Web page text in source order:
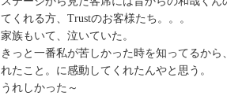
てくれる方、Trustのお客様たち。。。
家族もいて、泣いていた。
きっと一番私が苦しかった時を知ってるか
れたこと。に感動してくれたんやと思う。
うれしかった～